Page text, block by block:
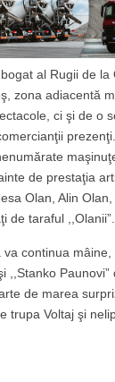
al Rugii de
zona adiacentă
ci şi de o
de prestaţia
Olan, Alin
de taraful ,,Olanii”.
va continua
,,Stanko
de marea
trupa Voltaj şi